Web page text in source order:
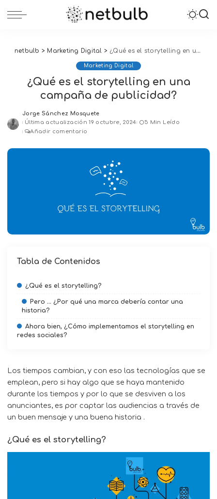
netbulb > Marketing Digital > ¿Qué es el storytelling en una campaña de publicidad?
Marketing Digital
¿Qué es el storytelling en una
campaña de publicidad?
Posted
by
Jorge Sánchez Mosquete
Última actualización 19 octubre, 2024
5 Min Leído
Añadir comentario
Tabla de Contenidos
¿Qué es el storytelling?
Pero … ¿Por qué una marca debería contar una
historia?
Ahora bien, ¿Cómo implementamos el storytelling en
redes sociales?
Los tiempos cambian, y con eso las tecnologías que se
emplean, pero si hay algo que se haya mantenido
durante los tiempos y por lo que se desviven a los
anunciantes, es por captar las audiencias a través de
un buen mensaje y una buena historia .
¿Qué es el storytelling?